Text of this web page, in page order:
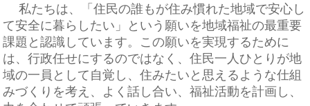
私たちは、「住民の誰もが住み慣れた地域で安心し
て安全に暮らしたい」という願いを地域福祉の最重要
課題と認識しています。この願いを実現するために
は、行政任せにするのではなく、住民一人ひとりが地
域の一員として自覚し、住みたいと思えるような仕組
みづくりを考え、よく話し合い、福祉活動を計画し、